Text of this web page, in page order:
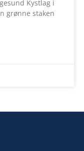
Kystlag i
grønne staken